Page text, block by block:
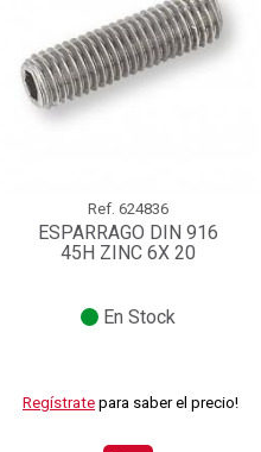
Ref. 624836
ESPARRAGO DIN 916
45H ZINC 6X 20
En Stock
Regístrate para saber el precio!